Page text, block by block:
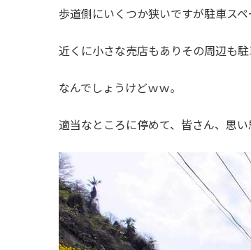
歩道側にいくつか狭いですが駐車スペ
近くに小さな売店もありその周辺も
なんでしょうけどｗｗ。
適当なところに停めて、皆さん、思い